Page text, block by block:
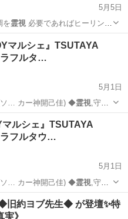
5月5日
を霊視必要であればヒーリング
マルシェ』TSUTAYA
フルタ…
5月1日
ソ… カー神開己佳) ◆霊視,守護
ョップ マルシェ
ルシェ』TSUTAYA
フルタウ…
5月1日
ソ… カー神開己佳) ◆霊視,守護
ョップ マルシェ
旧約ヨブ先生◆ が登壇✨特
》